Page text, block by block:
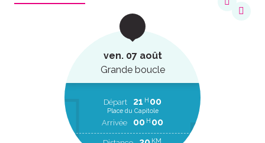
ven. 07 août
Grande boucle
Départ 21 H 00
Place du Capitole
Arrivée 00 H 00
KM